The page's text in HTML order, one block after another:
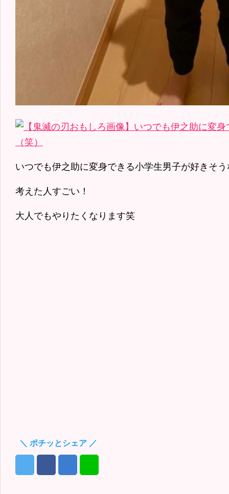
いつでも伊之助に変身できる小学生男子が好きそ
考えた人すごい！
大人でもやりたくなります笑
＼ ポチッとシェア ／